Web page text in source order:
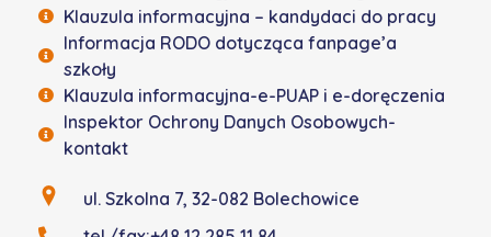
Klauzula informacyjna – kandydaci do pracy
Informacja RODO dotycząca fanpage’a
szkoły
Klauzula informacyjna-e-PUAP i e-doręczenia
Inspektor Ochrony Danych Osobowych-
kontakt
ul. Szkolna 7, 32-082 Bolechowice